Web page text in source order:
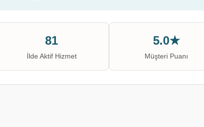
81
İlde Aktif Hizmet
5.0★
Müşteri Puanı